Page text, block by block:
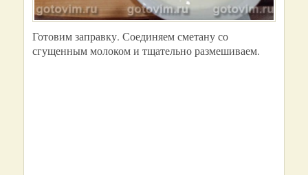
Готовим заправку. Соединяем сметану со
сгущенным молоком и тщательно размешиваем.